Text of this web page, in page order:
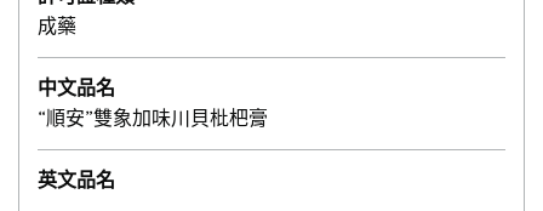
成藥
中文品名
“順安”雙象加味川貝枇杷膏
英文品名